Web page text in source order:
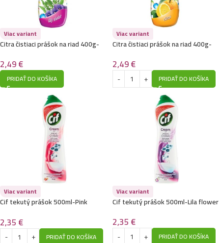
Viac variant
Citra čistiaci prášok na riad 400g-
2,49€
PRIDAŤ DO KOŠÍKA
Viac variant
Citra čistiaci prášok na riad 400g-
2,49€
PRIDAŤ DO KOŠÍKA
Viac variant
Cif tekutý prášok 500ml-Pink
2,35€
PRIDAŤ DO KOŠÍKA
Viac variant
Cif tekutý prášok 500ml-Lila flower
2,35€
PRIDAŤ DO KOŠÍKA